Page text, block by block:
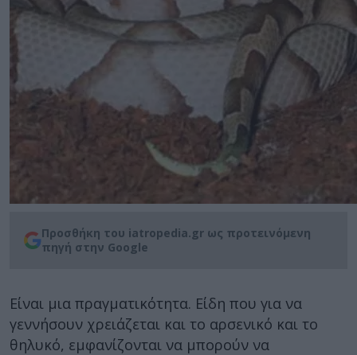
Προσθήκη του iatropedia.gr ως προτεινόμενη
πηγή στην Google
Είναι μια πραγματικότητα. Είδη που για να
γεννήσουν χρειάζεται και το αρσενικό και το
θηλυκό, εμφανίζονται να μπορούν να